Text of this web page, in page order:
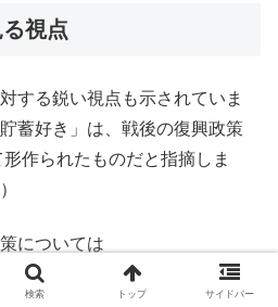
視点
する鋭い視点も示されていま
蓄好き」は、戦後の復興政策
作られたものだと指摘しま
については
検索 トップ サイドバー